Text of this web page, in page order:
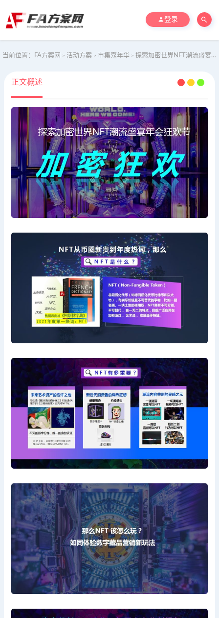
登录
当前位置： FA方案网 > 活动方案 > 市集嘉年华 > 探索加密世界NFT潮流盛宴年会狂欢节活动案
正文概述